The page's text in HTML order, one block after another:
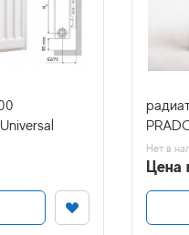
Нет в
Цена